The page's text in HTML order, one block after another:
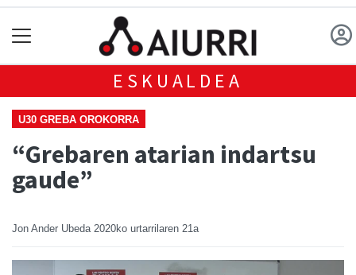
ESKUALDEA
U30 GREBA OROKORRA
“Grebaren atarian indartsu
gaude”
Jon Ander Ubeda 2020ko urtarrilaren 21a